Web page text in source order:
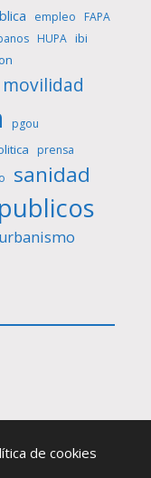
empleo FAPA
HUPA ibi
movilidad
pgou
prensa
sanidad
urbanismo
de cookies